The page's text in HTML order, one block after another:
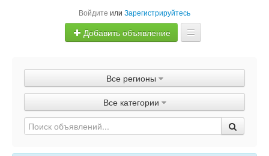
Войдите или Зарегистрируйтесь
Добавить объявление
Объявления
Быстрая продажа
Все регионы
Все категории